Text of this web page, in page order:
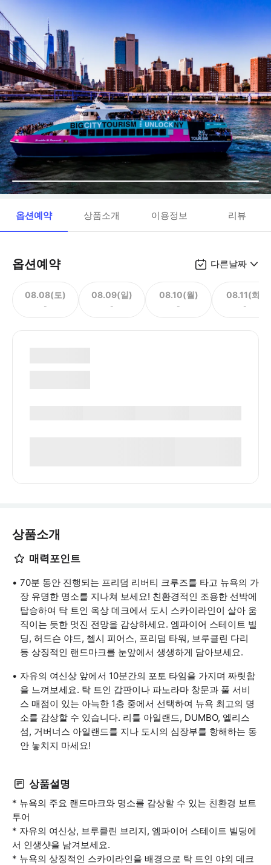
옵션예약 상품소개 이용정보 리뷰
옵션예약 다른날짜
08.08(토)
-
08.09(일)
-
08.10(월)
-
08.11(화)
-
상품소개
매력포인트
70분 동안 진행되는 프리덤 리버티 크루즈를 타고 뉴욕의 가
장 유명한 명소를 지나쳐 보세요! 친환경적인 조용한 선박에
탑승하여 탁 트인 옥상 데크에서 도시 스카이라인이 살아 움
직이는 듯한 멋진 전망을 감상하세요. 엠파이어 스테이트 빌
딩, 허드슨 야드, 첼시 피어스, 프리덤 타워, 브루클린 다리
등 상징적인 랜드마크를 눈앞에서 생생하게 담아보세요.
자유의 여신상 앞에서 10분간의 포토 타임을 가지며 짜릿함
을 느껴보세요. 탁 트인 갑판이나 파노라마 창문과 풀 서비
스 매점이 있는 아늑한 1층 중에서 선택하여 뉴욕 최고의 명
소를 감상할 수 있습니다. 리틀 아일랜드, DUMBO, 엘리스
섬, 거버너스 아일랜드를 지나 도시의 심장부를 항해하는 동
안 놓치지 마세요!
상품설명
* 뉴욕의 주요 랜드마크와 명소를 감상할 수 있는 친환경 보트
투어
* 자유의 여신상, 브루클린 브리지, 엠파이어 스테이트 빌딩에
서 인생샷을 남겨보세요.
* 뉴욕의 상징적인 스카이라인을 배경으로 탁 트인 야외 데크